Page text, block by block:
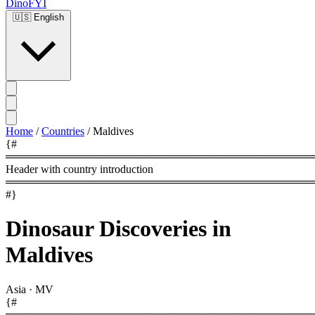
DinoFYI
🇺🇸 English
Home / Countries / Maldives
{#
Header with country introduction
#}
Dinosaur Discoveries in
Maldives
Asia · MV
{#